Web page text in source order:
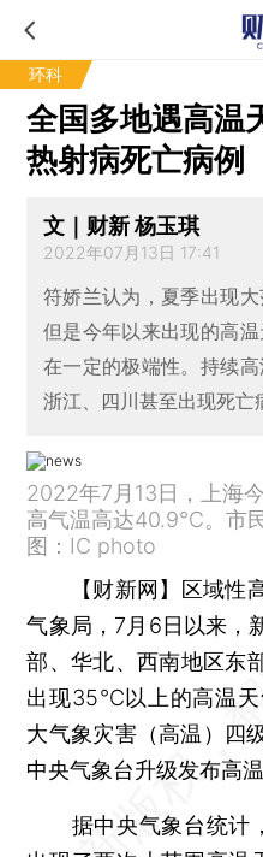
环科
全国多地遇高温
热射病死亡病例
文｜财新 杨玉琪
2022年07月13日 17:41
符娇兰认为，夏季出现
但是今年以来出现的高
在一定的极端性。持续
浙江、四川甚至出现死亡
2022年7月13日，上海
高气温高达40.9℃。市
图：IC photo
【财新网】
区域性
气象局，7月6日以来，
部、华北、西南地区东
出现35℃以上的高温天
大气象灾害（高温）四
中央气象台升级发布高温
据中央气象台统计